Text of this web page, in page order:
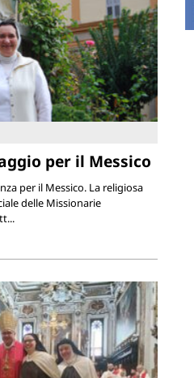
per il Messico
per il Messico. La religiosa
delle Missionarie